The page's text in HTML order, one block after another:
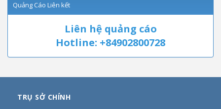
Quảng Cáo Liên kết
Liên hệ quảng cáo
Hotline: +84902800728
TRỤ SỞ CHÍNH